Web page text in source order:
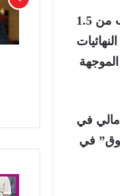
وشملت الإجراءات الجديدة رفع منحة “تكاليف التحضير” لكل منتخب من 1.5
النهائيات
الموجهة
مالي في
في